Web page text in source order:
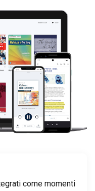
come momenti